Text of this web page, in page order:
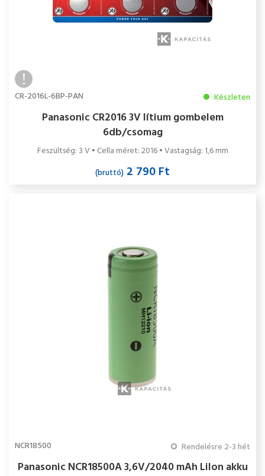
CR-2016L-6BP-PAN Készleten
Panasonic CR2016 3V lítium gombelem
6db/csomag
Feszültség: 3 V • Cella méret: 2016 • Vastagság: 1,6 mm
(bruttó) 2 790 Ft
NCR18500 Rendelésre 2-3 hét
Panasonic NCR18500A 3,6V/2040 mAh LiIon akku